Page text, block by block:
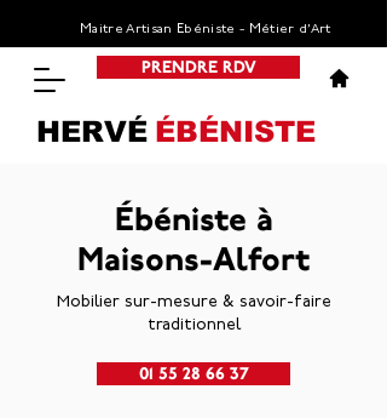
Maitre Artisan Ebéniste - Métier d’Art
PRENDRE RDV
HERVÉ ÉBÉNISTE
Ébéniste à
Maisons-Alfort
Mobilier sur-mesure & savoir-faire
traditionnel
01 55 28 66 37